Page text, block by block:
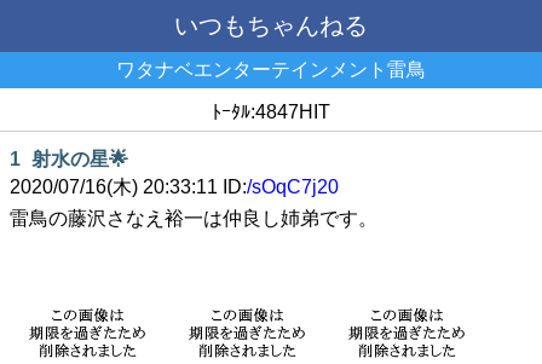
いつもちゃんねる
ワタナベエンターテインメント雷鳥
ﾄｰﾀﾙ:4847HIT
1 射水の星🌟
2020/07/16(木) 20:33:11 ID:/sOqC7j20
雷鳥の藤沢さなえ裕一は仲良し姉弟です。